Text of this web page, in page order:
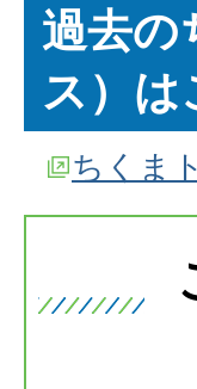
過去の
ス）は
ちくま